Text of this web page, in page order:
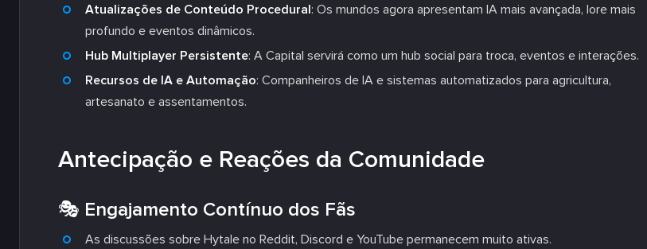
Atualizações de Conteúdo Procedural: Os mundos agora apresentam IA mais avançada, lore mais
profundo e eventos dinâmicos.
Hub Multiplayer Persistente: A Capital servirá como um hub social para troca, eventos e interações.
Recursos de IA e Automação: Companheiros de IA e sistemas automatizados para agricultura,
artesanato e assentamentos.
Antecipação e Reações da Comunidade
🎭 Engajamento Contínuo dos Fãs
As discussões sobre Hytale no Reddit, Discord e YouTube permanecem muito ativas.